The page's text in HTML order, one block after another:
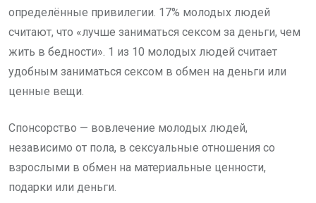
определённые привилегии. 17% молодых людей
считают, что «лучше заниматься сексом за деньги, чем
жить в бедности». 1 из 10 молодых людей считает
удобным заниматься сексом в обмен на деньги или
ценные вещи.
Спонсорство — вовлечение молодых людей,
независимо от пола, в сексуальные отношения со
взрослыми в обмен на материальные ценности,
подарки или деньги.